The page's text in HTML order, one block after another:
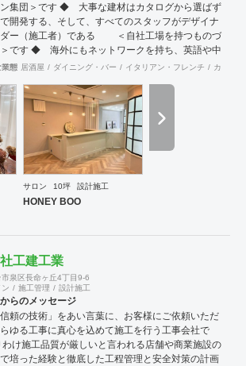
集団＞です ◆ 大事な建材はカタログから選ばず
開発する、そして、すべてのスタッフがデザイナ
ダー（施工者）である ＜自社工場を持つものづ
＞です ◆ 海外にもネットワークを持ち、英語や中
なスタッフたちが、海外から国内への出店をスム
設計＋造作物の案件、施工案件、造作物制作など、
形態が可能です。工場では金属を中心にさまざま
用いた制作が可能で、例えば通常デザイン性とは無
防火設備（鉄扉）などにも高いデザイン性を施すこ
す。 GRIDFRAME とりかえのきかない空間
Synes(シネス) 霧のようなやわらか
https://sotochiku.com/
業態 居酒屋 ダイニング・バー イタリアン・フレンチ カフェ
サロン 10坪 設計施工
HONEY BOO
工建工業
泉区長命ヶ丘4丁目9-6
施工管理 設計施工
らのメッセージ
信頼の技術」をあい言葉に、お客様にご依頼いただ
ゆる工事に真心を込めて施工を行う工事会社で
わけ施工品質が厳しいと言われる店舗や商業施設の
培った経験と徹底した工程管理と安全対策の計画